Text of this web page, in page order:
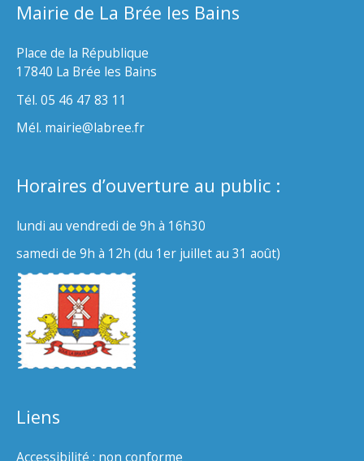
Mairie de La Brée les Bains
Place de la République
17840 La Brée les Bains
Tél. 05 46 47 83 11
Mél. mairie@labree.fr
Horaires d’ouverture au public :
lundi au vendredi de 9h à 16h30
samedi de 9h à 12h (du 1er juillet au 31 août)
Liens
Accessibilité : non conforme